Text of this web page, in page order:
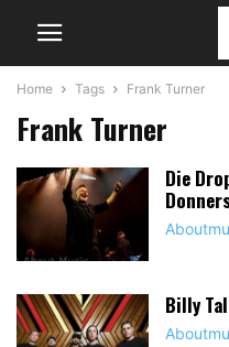
Home Tags Frank Turner
Frank Turner
Die
Billy